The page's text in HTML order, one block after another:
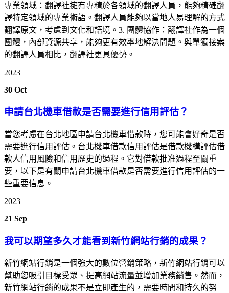
專業領域：翻譯社擁有專精於各領域的翻譯人員，能夠精確翻
譯特定領域的專業術語。翻譯人員能夠以當地人易理解的方式
翻譯原文，考慮到文化和語境。3. 團體協作：翻譯社作為一個
團體，內部資源共享，能夠更有效率地解決問題。與單獨接案
的翻譯人員相比，翻譯社更具優勢。
2023
30 Oct
申請台北機車借款是否需要進行信用評估？
當您考慮在台北地區申請台北機車借款時，您可能會好奇是否
需要進行信用評估。台北機車借款信用評估是借款機構評估借
款人信用風險和信用歷史的過程。它對借款批准過程至關重
要，以下是有關申請台北機車借款是否需要進行信用評估的一
些重要信息。
2023
21 Sep
我可以期望多久才能看到新竹網站行銷的成果？
新竹網站行銷是一個強大的數位營銷策略，新竹網站行銷可以
幫助您吸引目標受眾、提高網站流量並增加業務銷售。然而，
新竹網站行銷的成果不是立即產生的，需要時間和持久的努